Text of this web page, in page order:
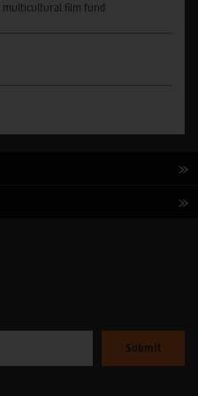
multicultural film fund